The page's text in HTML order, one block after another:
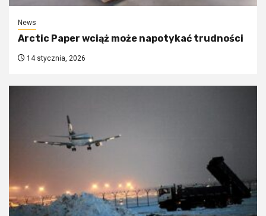
News
Arctic Paper wciąż może napotykać trudności
14 stycznia, 2026